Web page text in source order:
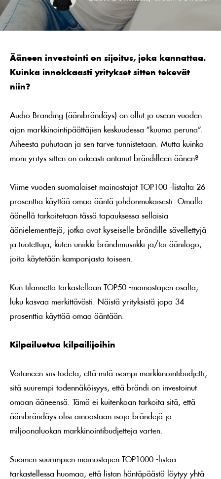
Ääneen investointi on sijoitus, joka kannattaa.
Kuinka innokkaasti yritykset sitten tekevät
niin?
Audio Branding (äänibrändäys) on ollut jo usean vuoden
ajan markkinointipäättäjien keskuudessa ”kuuma peruna”.
Aiheesta puhutaan ja sen tarve tunnistetaan. Mutta kuinka
moni yritys sitten on oikeasti antanut brändilleen äänen?
Viime vuoden suomalaiset mainostajat TOP100 -listalta 26
prosenttia käyttää omaa ääntä johdonmukaisesti. Omalla
äänellä tarkoitetaan tässä tapauksessa sellaisia
äänielementtejä, jotka ovat kyseiselle brändille sävellettyjä
ja tuotettuja, kuten uniikki brändimusiikki ja/tai äänilogo,
joita käytetään kampanjasta toiseen.
Kun tilannetta tarkastellaan TOP50 -mainostajien osalta,
luku kasvaa merkittävästi. Näistä yrityksistä jopa 34
prosenttia käyttää omaa ääntään.
Kilpailuetua kilpailijoihin
Voitaneen siis todeta, että mitä isompi markkinointibudjetti,
sitä suurempi todennäköisyys, että brändi on investoinut
omaan ääneensä. Tämä ei kuitenkaan tarkoita sitä, että
äänibrändäys olisi ainoastaan isoja brändejä ja
miljoonaluokan markkinointibudjetteja varten.
Suomen suurimpien mainostajien TOP1000 -listaa
tarkastellessa huomaa, että listan häntäpäästä löytyy yhtä